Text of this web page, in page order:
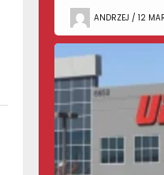
ANDRZEJ / 12